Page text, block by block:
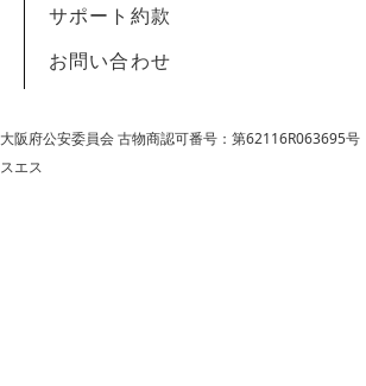
サポート約款
お問い合わせ
大阪府公安委員会 古物商認可番号：第62116R063695号
スエス